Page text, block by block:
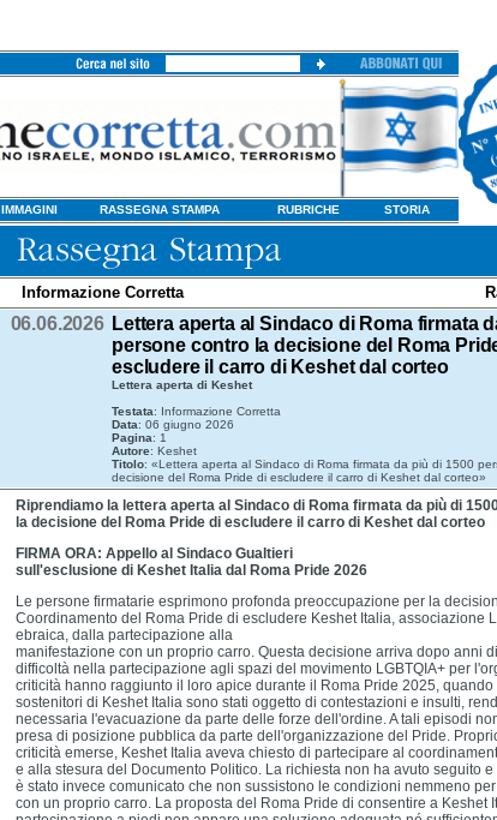
IMMAGINI RASSEGNA STAMPA RUBRICHE STORIA
Informazione Corretta
06.06.2026 Lettera aperta al Sindaco di Roma firmata
persone contro la decisione del Roma
escludere il carro di Keshet dal corteo
Lettera aperta di Keshet
Testata: Informazione Corretta
Data: 06 giugno 2026
Pagina: 1
Autore: Keshet
Titolo: «Lettera aperta al Sindaco di Roma firmata da più di 1500
decisione del Roma Pride di escludere il carro di Keshet dal corteo»
Riprendiamo la lettera aperta al Sindaco di Roma firmata da più di
la decisione del Roma Pride di escludere il carro di Keshet dal corteo
FIRMA ORA: Appello al Sindaco Gualtieri
sull'esclusione di Keshet Italia dal Roma Pride 2026
Le persone firmatarie esprimono profonda preoccupazione per la
Coordinamento del Roma Pride di escludere Keshet Italia, associazione
ebraica, dalla partecipazione alla
manifestazione con un proprio carro. Questa decisione arriva dopo anni
difficoltà nella partecipazione agli spazi del movimento LGBTQIA+ per
criticità hanno raggiunto il loro apice durante il Roma Pride 2025, quando
sostenitori di Keshet Italia sono stati oggetto di contestazioni e insulti,
necessaria l'evacuazione da parte delle forze dell'ordine. A tali episodi
presa di posizione pubblica da parte dell'organizzazione del Pride.
criticità emerse, Keshet Italia aveva chiesto di partecipare al
e alla stesura del Documento Politico. La richiesta non ha avuto seguito
è stato invece comunicato che non sussistono le condizioni nemmeno
con un proprio carro. La proposta del Roma Pride di consentire a Keshet